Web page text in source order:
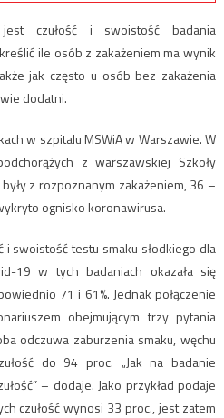
czułość i swoistość badania
ile osób z zakażeniem ma wynik
jak często u osób bez zakażenia
dodatni.
w szpitalu MSWiA w Warszawie. W
z warszawskiej Szkoły
z rozpoznanym zakażeniem, 36 –
ognisko koronawirusa.
i swoistość testu smaku słodkiego dla
19 w tych badaniach okazała się
71 i 61%. Jednak połączenie
obejmującym trzy pytania
odczuwa zaburzenia smaku, węchu
do 94 proc. „Jak na badanie
– dodaje. Jako przykład podaje
czułość wynosi 33 proc., jest zatem